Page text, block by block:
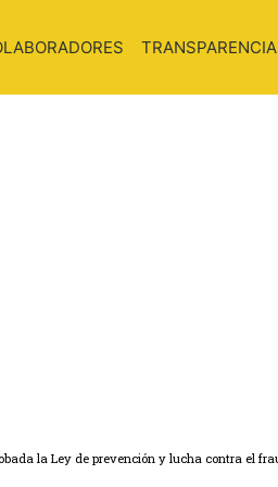
TRANSPARENCIA
la Ley de prevención y lucha contra el